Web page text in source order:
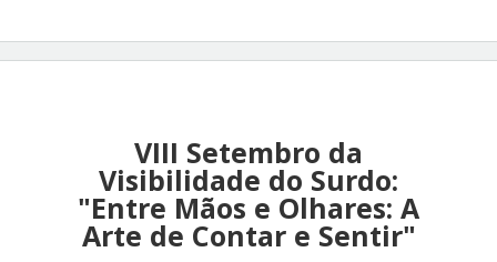
VIII Setembro da
Visibilidade do Surdo:
"Entre Mãos e Olhares: A
Arte de Contar e Sentir"